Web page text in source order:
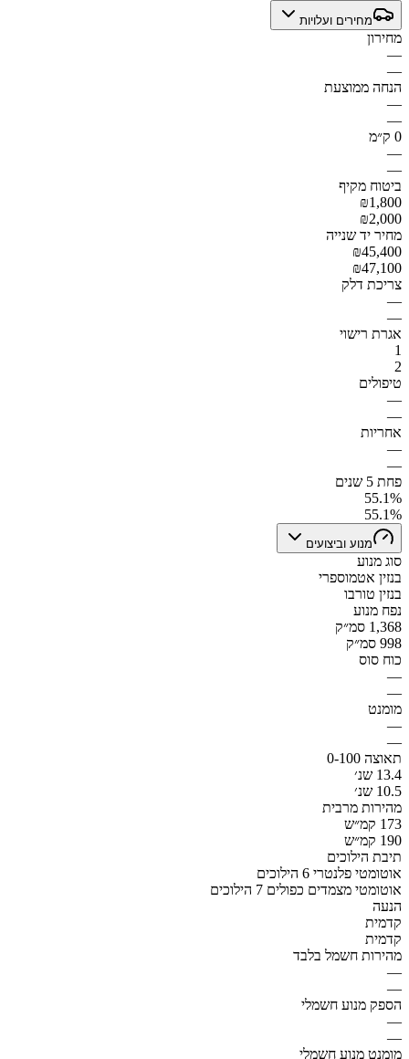
מחירים ועלויות
מחירון
—
—
הנחה ממוצעת
—
—
0 ק״מ
—
—
ביטוח מקיף
₪1,800
₪2,000
מחיר יד שנייה
₪45,400
₪47,100
צריכת דלק
—
—
אגרת רישוי
1
2
טיפולים
—
—
אחריות
—
—
פחת 5 שנים
55.1%
55.1%
מנוע וביצועים
סוג מנוע
בנזין אטמוספרי
בנזין טורבו
נפח מנוע
1,368 סמ״ק
998 סמ״ק
כוח סוס
—
—
מומנט
—
—
תאוצה 0-100
13.4 שנ׳
10.5 שנ׳
מהירות מרבית
173 קמ״ש
190 קמ״ש
תיבת הילוכים
אוטומטי פלנטרי 6 הילוכים
אוטומטי מצמדים כפולים 7 הילוכים
הנעה
קדמית
קדמית
מהירות חשמל בלבד
—
—
הספק מנוע חשמלי
—
—
מומנט מנוע חשמלי